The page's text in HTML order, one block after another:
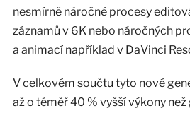
nesmírně náročné procesy
záznamů v 6K nebo náročných
a animací například v DaVinci
V celkovém součtu tyto nové
až o téměř 40 % vyšší výkony